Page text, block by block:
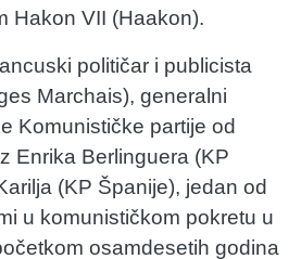
Hakon VII (Haakon).
političar i publicista
Marchais), generalni
Komunističke partije od
Enrika Berlinguera (KP
(KP Španije), jedan od
u komunističkom pokretu u
osamdesetih godina